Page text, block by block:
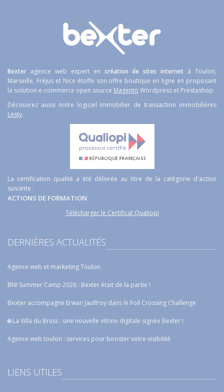
Bexter agence web expert en création de sites internet à Toulon,
Marseille, Fréjus et Nice étoffe son offre boutique en ligne en proposant
la solution e-commerce open source Magento Wordpress et Prestashop.
Découvrez aussi notre logiciel immobilier de transaction immobilières
Lesty.
La certification qualité a été délivrée au titre de la catégorie d'action
suivante :
ACTIONS DE FORMATION
Télécharger le Certificat Qualiopi
DERNIÈRES ACTUALITÉS
Agence web et marketing Toulon
BNI Summer Camp 2026 : Bexter était de la partie !
Bexter accompagne Erwan Jauffroy dans le Foil Crossing Challenge
🌐 La Villa du Brusc : une nouvelle vitrine digitale signée Bexter !
Agence web toulon : services pour booster votre visibilité
LIENS UTILES